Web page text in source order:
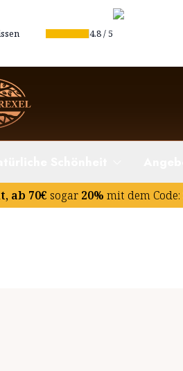
4.8/5
ab 70€ sogar 20% mit dem Code: